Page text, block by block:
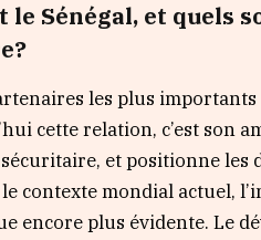
le Sénégal, et quels
les plus
cette relation, c’est son
et positionne les
contexte mondial actuel,
encore plus évidente. Le